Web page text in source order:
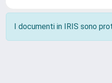
I documenti in IRIS sono